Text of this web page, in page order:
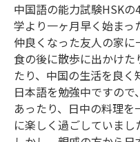
中国語の能力試験HSK
学より一ヶ月早く始まっ
仲良くなった友人の家
食の後に散歩に出かけ
たり、中国の生活を良
日本語を勉強中ですの
あったり、日中の料理
に楽しく過ごしていまし